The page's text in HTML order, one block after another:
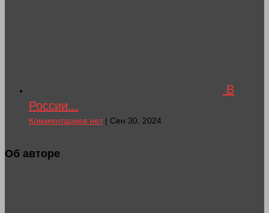
В
России...
Комментариев нет| Сен 30, 2024
Об авторе